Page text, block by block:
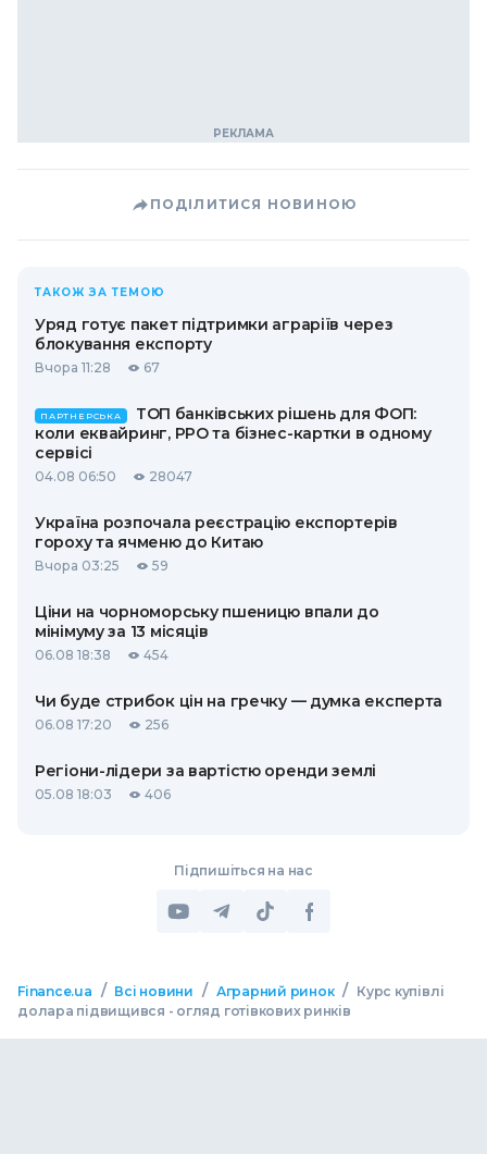
ПОДІЛИТИСЯ НОВИНОЮ
ТАКОЖ ЗА ТЕМОЮ
Уряд готує пакет підтримки аграріїв через
блокування експорту
Вчора 11:28 67
ПАРТНЕРСЬКА
ТОП банківських рішень для ФОП:
коли еквайринг, РРО та бізнес-картки в одному
сервісі
04.08 06:50 28047
Україна розпочала реєстрацію експортерів
гороху та ячменю до Китаю
Вчора 03:25 59
Ціни на чорноморську пшеницю впали до
мінімуму за 13 місяців
06.08 18:38 454
Чи буде стрибок цін на гречку — думка експерта
06.08 17:20 256
Регіони-лідери за вартістю оренди землі
05.08 18:03 406
Підпишіться на нас
Finance.ua / Всі новини / Аграрний ринок / Курс купівлі
долара підвищився - огляд готівкових ринків